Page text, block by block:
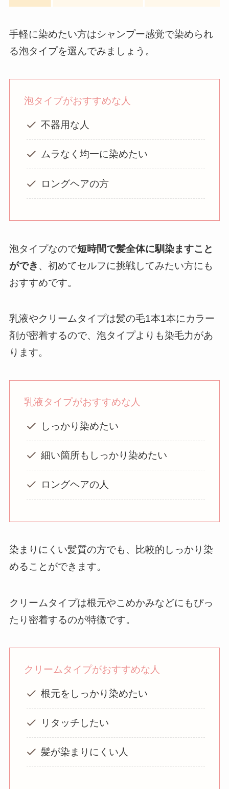
手軽に染めたい方はシャンプー感覚で染められ
る泡タイプを選んでみましょう。
泡タイプがおすすめな人
不器用な人
ムラなく均一に染めたい
ロングヘアの方
泡タイプなので短時間で髪全体に馴染ますこと
ができ 、初めてセルフに挑戦してみたい方にも
おすすめです。
乳液やクリームタイプは髪の毛1本1本にカラー
剤が密着するので、泡タイプよりも染毛力があ
ります。
乳液タイプがおすすめな人
しっかり染めたい
細い箇所もしっかり染めたい
ロングヘアの人
染まりにくい髪質の方でも、比較的しっかり染
めることができます。
クリームタイプは根元やこめかみなどにもぴっ
たり密着するのが特徴です。
クリームタイプがおすすめな人
根元をしっかり染めたい
リタッチしたい
髪が染まりにくい人